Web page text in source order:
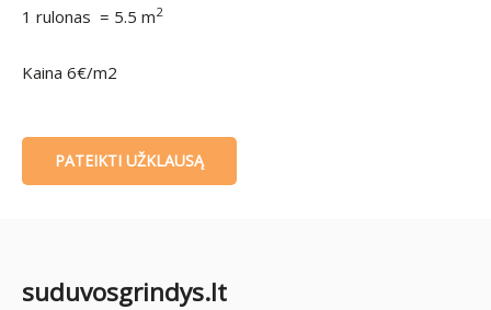
1 rulonas = 5.5 m2
Kaina 6€/m2
PATEIKTI UŽKLAUSĄ
suduvosgrindys.lt